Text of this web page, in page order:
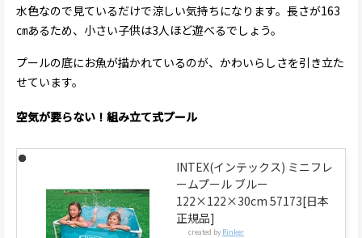
水色なので見ているだけで涼しい気持ちになります。長さが163
㎝あるため、小さい子供は3人ほど遊べるでしょう。
プールの底にお魚が描かれているのが、かわいらしさを引き立た
せています。
空気が要らない！組み立て式プール
INTEX(インテックス) ミニフレ
ームプール ブルー
122×122×30cm 57173[日本
正規品]
created by Rinker